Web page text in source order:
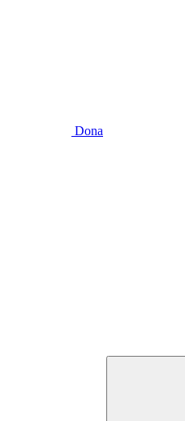
Dona